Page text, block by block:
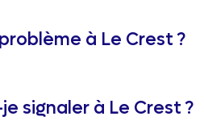
à Le Crest ?
signaler à Le Crest ?